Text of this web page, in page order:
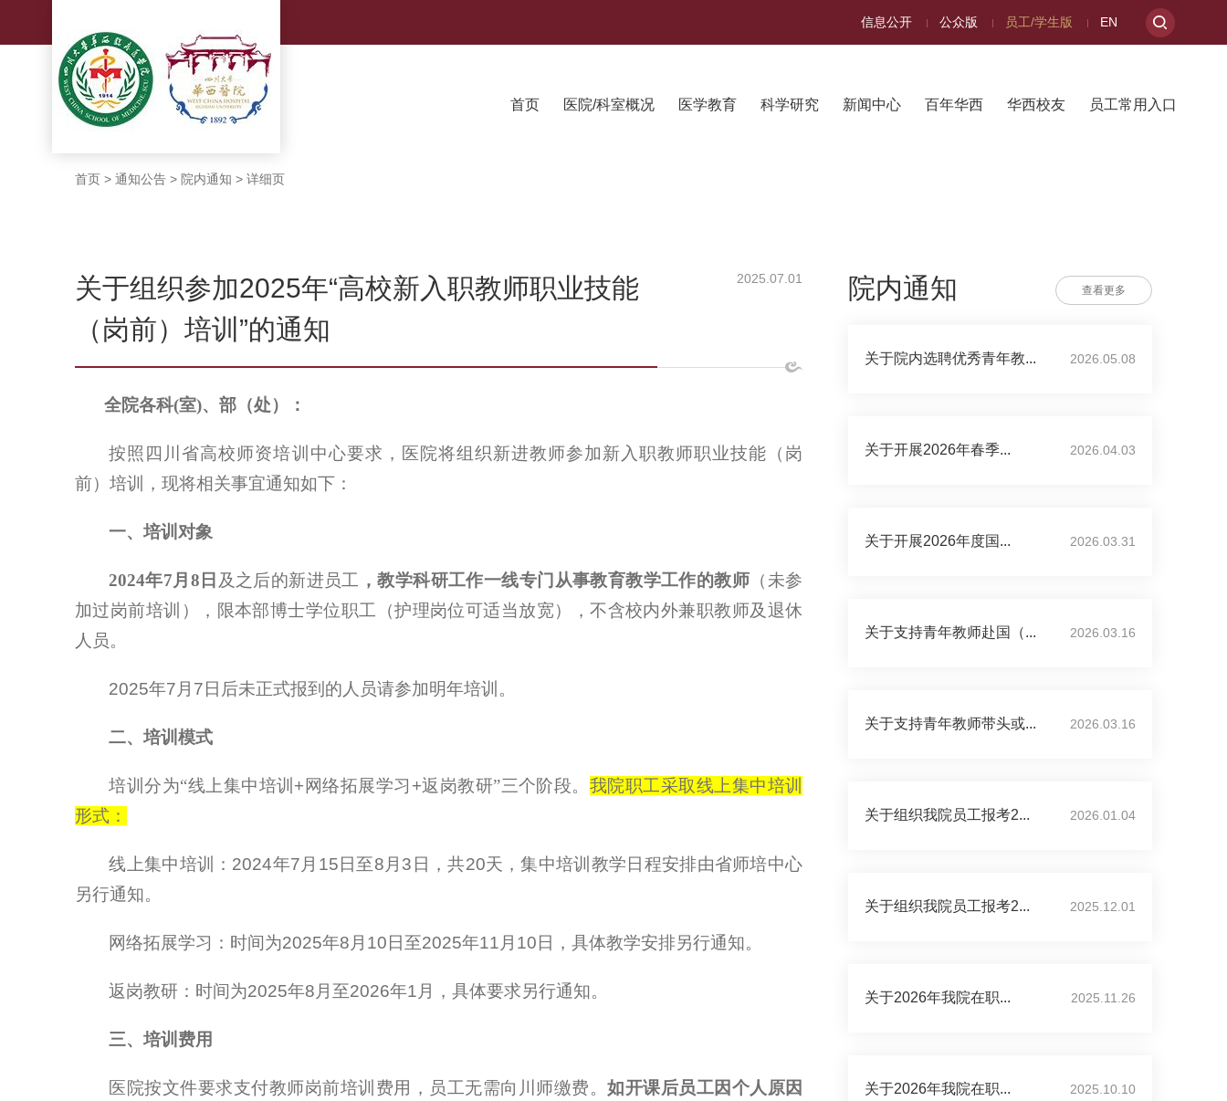
信息公开 公众版 员工/学生版 EN
首页 医院/科室概况 医学教育 科学研究 新闻中心 百年华西 华西校友 员工常用入口
首页 > 通知公告 > 院内通知 > 详细页
关于组织参加2025年“高校新入职教师职业技能
（岗前）培训”的通知
2025.07.01
全院各科(室)、部（处）：
按照四川省高校师资培训中心要求，医院将组织新进教师参加新入职教师职业技能（岗
前）培训，现将相关事宜通知如下：
一、培训对象
2024年7 月 8 日 及之后的新进员工 ，教学科研工作一线专门从事教育教学工作的教师 （未参
加过岗前培训），限本部博士学位职工（护理岗位可适当放宽），不含校内外兼职教师及退休
人员。
2025年7 月 7 日后未正式报到的人员请参加明年培训。
二、培训模式
培训分为“线上集中培训 + 网络拓展学习 +返岗教研”三个阶段。 我院职工采取线上集中培训
形式：
线上集中培训： 2024年7 月 15 日至8 月 3 日，共20天，集中培训教学日程安排由省师培中心
另行通知。
网络拓展学习：时间为2025年8 月 10 日至2025年11 月 10 日，具体教学安排另行通知。
返岗教研：时间为2025年8 月至2026年1 月，具体要求另行通知。
三、培训费用
医院按文件要求支付教师岗前培训费用，员工无需向川师缴费。如开课后员工因个人原因
院内通知 查看更多
关于院内选聘优秀青年教... 2026.05.08
关于开展2026年春季... 2026.04.03
关于开展2026年度国... 2026.03.31
关于支持青年教师赴国（... 2026.03.16
关于支持青年教师带头或... 2026.03.16
关于组织我院员工报考2... 2026.01.04
关于组织我院员工报考2... 2025.12.01
关于2026年我院在职... 2025.11.26
关于2026年我院在职... 2025.10.10